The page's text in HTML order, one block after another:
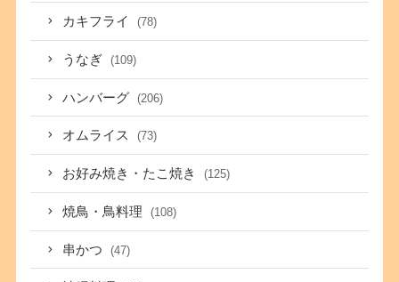
カキフライ (78)
うなぎ (109)
ハンバーグ (206)
オムライス (73)
お好み焼き・たこ焼き (125)
焼鳥・鳥料理 (108)
串かつ (47)